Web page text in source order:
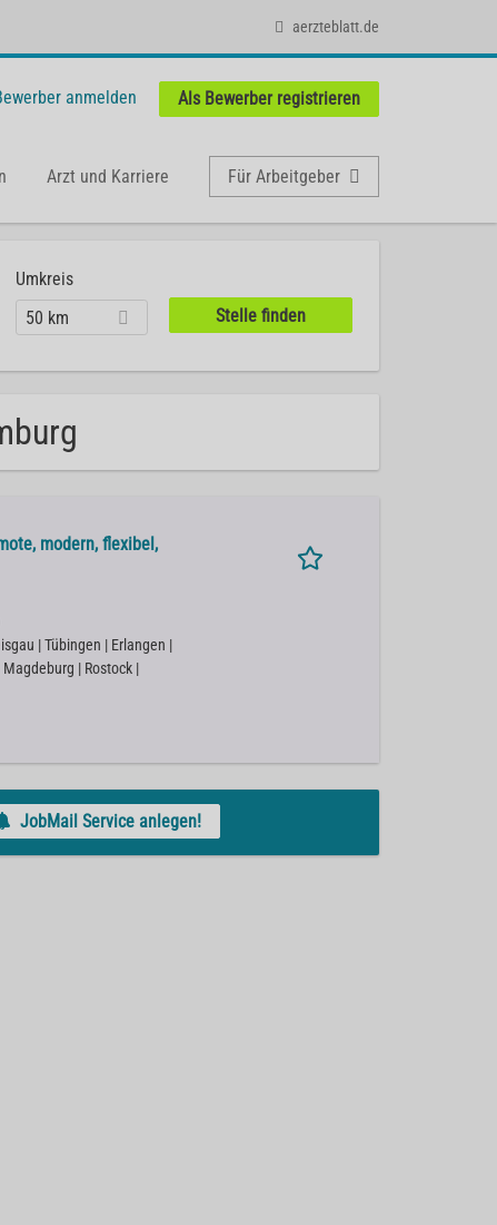
aerzteblatt.de
anmelden Als Bewerber registrieren
Arzt und Karriere Für Arbeitgeber
Umkreis
50 km
modern, flexibel,
| Tübingen | Erlangen |
| Rostock |
JobMail Service anlegen!